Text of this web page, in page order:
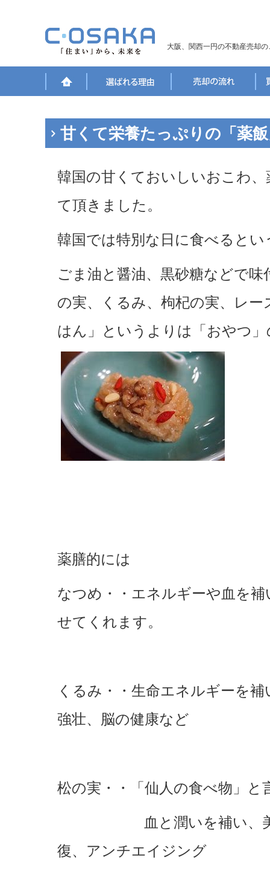
大阪、関西一円の不動産売却
甘くて栄養たっぷりの「薬
韓国の甘くておいしいおこわ
て頂きました。
韓国では特別な日に食べると
ごま油と醤油、黒砂糖などで
の実、くるみ、枸杞の実、レ
はん」というよりは「おやつ
薬膳的には
なつめ・・エネルギーや血を
せてくれます。
くるみ・・生命エネルギーを
強壮、脳の健康など
松の実・・「仙人の食べ物」
血と潤いを補い、美肌
復、アンチエイジング